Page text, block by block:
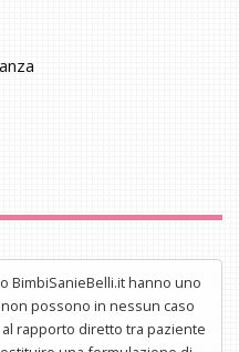
BimbiSanieBelli.it hanno uno
possono in nessun caso
rapporto diretto tra paziente